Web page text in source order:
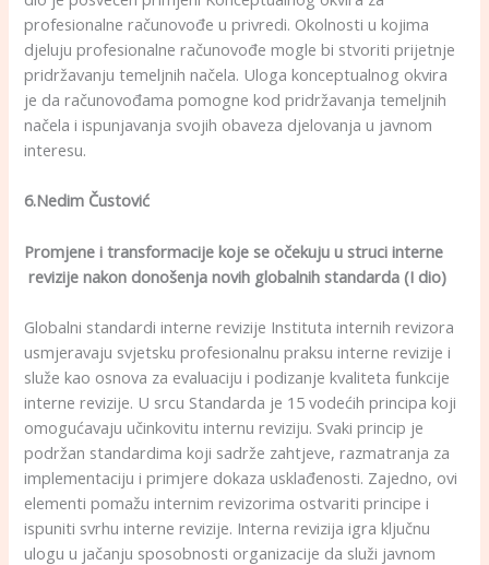
profesionalne računovođe u privredi. Okolnosti u kojima
djeluju profesionalne računovođe mogle bi stvoriti prijetnje
pridržavanju temeljnih načela. Uloga konceptualnog okvira
je da računovođama pomogne kod pridržavanja temeljnih
načela i ispunjavanja svojih obaveza djelovanja u javnom
interesu.
6.Nedim Čustović
Promjene i transformacije koje se očekuju u struci interne
revizije nakon donošenja novih globalnih standarda (I dio)
Globalni standardi interne revizije Instituta internih revizora
usmjeravaju svjetsku profesionalnu praksu interne revizije i
služe kao osnova za evaluaciju i podizanje kvaliteta funkcije
interne revizije. U srcu Standarda je 15 vodećih principa koji
omogućavaju učinkovitu internu reviziju. Svaki princip je
podržan standardima koji sadrže zahtjeve, razmatranja za
implementaciju i primjere dokaza usklađenosti. Zajedno, ovi
elementi pomažu internim revizorima ostvariti principe i
ispuniti svrhu interne revizije. Interna revizija igra ključnu
ulogu u jačanju sposobnosti organizacije da služi javnom